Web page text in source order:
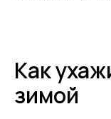
Как
зимой